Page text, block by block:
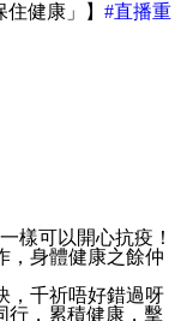
健康」】 #直播重
樣可以開心抗疫！
，身體健康之餘仲
，千祈唔好錯過呀
行，累積健康，擊